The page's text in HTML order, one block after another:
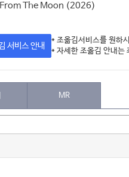
The Moon (2026)
서비스 안내
* 조옮김서비스를 원하
* 자세한 조옮김 안내는
MR